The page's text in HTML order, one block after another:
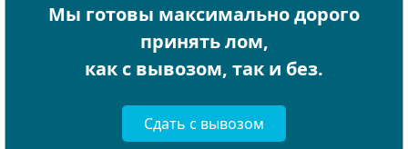
Мы готовы максимально дорого
принять лом,
как с вывозом, так и без.
Сдать с вывозом